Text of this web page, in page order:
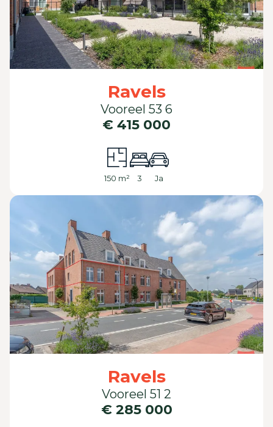
€ 415 000
Ravels
Vooreel 53 6
150 m² 3 Ja
€ 285 000
Ravels
Vooreel 51 2